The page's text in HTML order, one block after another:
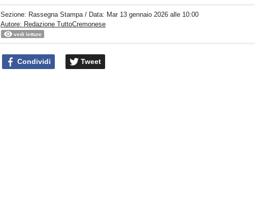
Sezione: Rassegna Stampa / Data: Mar 13 gennaio 2026 alle 10:00
Autore: Redazione TuttoCremonese
vedi letture
Condividi Tweet